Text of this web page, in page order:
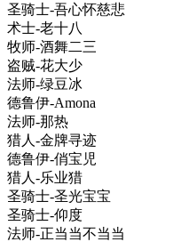
圣骑士-吾心怀慈悲
术士-老十八
牧师-酒舞二三
盗贼-花大少
法师-绿豆冰
德鲁伊-Amona
法师-那热
猎人-金牌寻迹
德鲁伊-俏宝児
猎人-乐业猎
圣骑士-圣光宝宝
圣骑士-仰度
法师-正当当不当当